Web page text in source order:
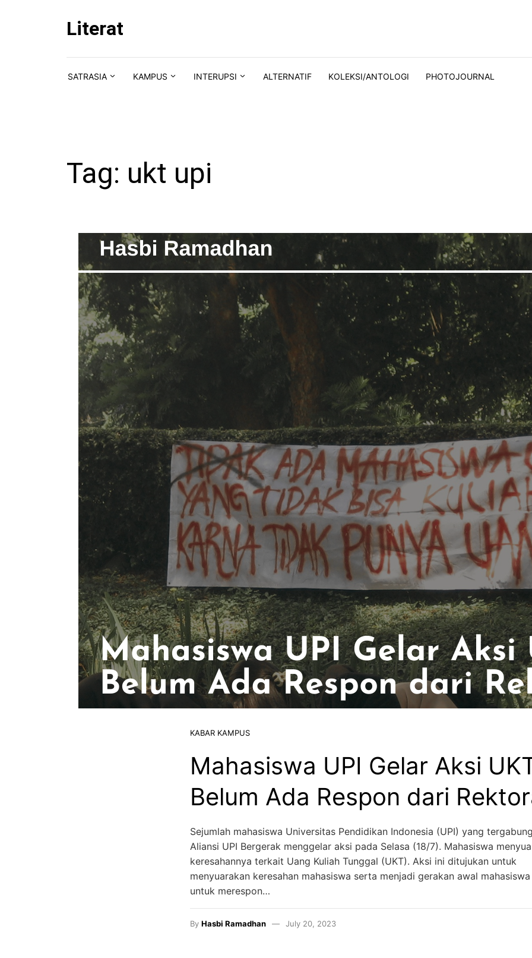
Literat
SATRASIA KAMPUS INTERUPSI ALTERNATIF KOLEKSI/ANTOLOGI PHOTOJOURNAL
Tag: ukt upi
KABAR KAMPUS
Mahasiswa UPI Gelar Aksi
Belum Ada Respon dari
Sejumlah mahasiswa Universitas Pendidikan Indonesia (UPI) yang
Aliansi UPI Bergerak menggelar aksi pada Selasa (18/7). Mahasiswa
keresahannya terkait Uang Kuliah Tunggal (UKT). Aksi ini ditujukan untuk
menyuarakan keresahan mahasiswa serta menjadi gerakan awal mahasiswa
untuk merespon…
By Hasbi Ramadhan July 20, 2023